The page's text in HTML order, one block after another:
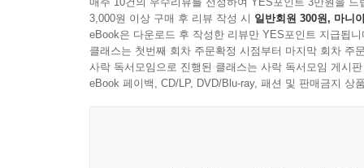
3,000원 이상 구매 후 리뷰 작성 시 일반회원 300원, 마니
eBook은 다운로드 후 작성한 리뷰만 YES포인트 지급됩니
클래스는 첫번째 회차 주문확정 시점부터 마지막 회차 주
사락 독서모임으로 진행된 클래스는 사락 독서모임 게시
eBook 페이백, CD/LP, DVD/Blu-ray, 패션 및 판매금지 상